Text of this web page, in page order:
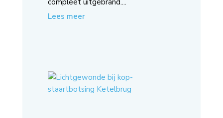
compleet uitgebrand....
Lees meer